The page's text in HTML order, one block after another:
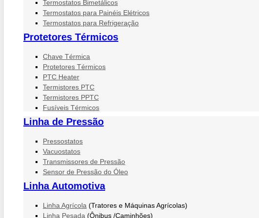
Termostatos Bimetálicos
Termostatos para Painéis Elétricos
Termostatos para Refrigeração
Protetores Térmicos
Chave Térmica
Protetores Térmicos
PTC Heater
Termistores PTC
Termistores PPTC
Fusíveis Térmicos
Linha de Pressão
Pressostatos
Vacuostatos
Transmissores de Pressão
Sensor de Pressão do Óleo
Linha Automotiva
Linha Agrícola (Tratores e Máquinas Agrícolas)
Linha Pesada (Ônibus /Caminhões)